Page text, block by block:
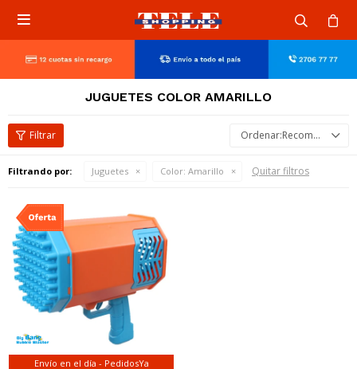

JUGUETES COLOR AMARILLO
Recomendados
Filtrando por: Juguetes Color: Amarillo Quitar filtros
Envío en el día - PedidosYa